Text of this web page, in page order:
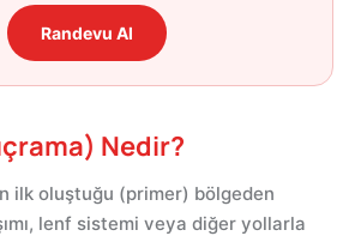
Randevu Al
Nedir?
ilk oluştuğu (primer) bölgeden
lenf sistemi veya diğer yollarla